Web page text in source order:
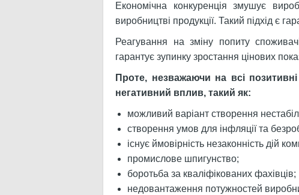
Економічна конкуренція змушує
виробництві продукції. Такий підхід є
Реагування на зміну попиту
гарантує зупинку зростання цінових
Проте, незважаючи на всі
негативний вплив, такий як:
можливий варіант створення
створення умов для інфляції та
існує ймовірність незаконність дій
промислове шпигунство;
боротьба за кваліфікованих фахівців;
недовантаження потужностей